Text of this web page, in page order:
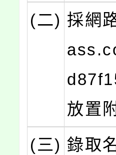
(二) 採網
放置
(三) 錄取